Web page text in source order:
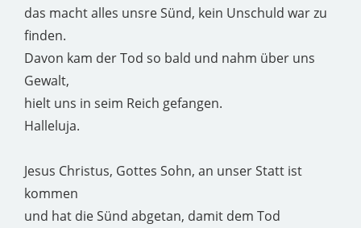
das macht alles unsre Sünd, kein Unschuld war zu
finden.
Davon kam der Tod so bald und nahm über uns
Gewalt,
hielt uns in seim Reich gefangen.
Halleluja.
Jesus Christus, Gottes Sohn, an unser Statt ist
kommen
und hat die Sünd abgetan, damit dem Tod